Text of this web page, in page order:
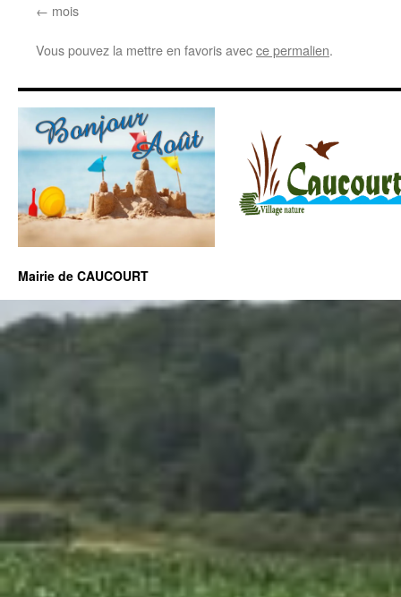
mois
Vous pouvez la mettre en favoris avecce permalien.
Mairie de CAUCOURT